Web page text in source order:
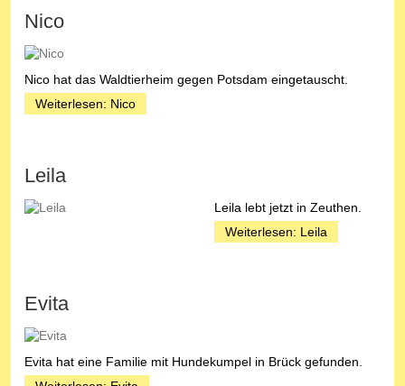
Nico
Nico hat das Waldtierheim gegen Potsdam eingetauscht.
Weiterlesen: Nico
Leila
Leila lebt jetzt in Zeuthen.
Weiterlesen: Leila
Evita
Evita hat eine Familie mit Hundekumpel in Brück gefunden.